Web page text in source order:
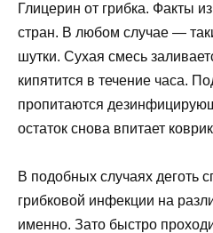
Глицерин от грибка. Факты
стран. В любом случае —
шутки. Сухая смесь
кипятится в течение часа.
пропитаются
остаток снова впитает
В подобных случаях деготь
грибковой инфекции на
именно. Зато быстро